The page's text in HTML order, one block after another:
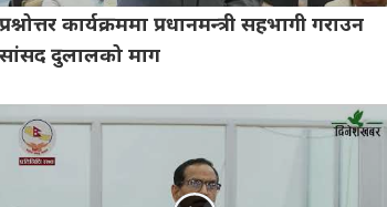
प्रश्नोत्तर कार्यक्रममा प्रधानमन्त्री सहभागी गराउन
सांसद दुलालको माग